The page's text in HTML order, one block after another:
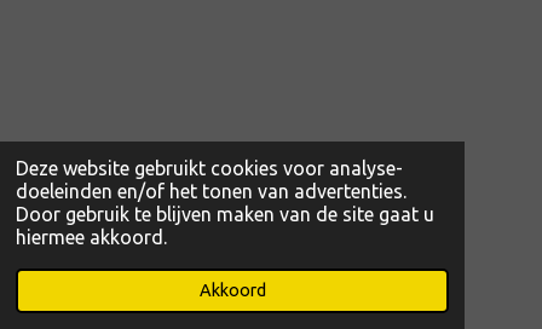
Deze website gebruikt cookies voor analyse-
doeleinden en/of het tonen van advertenties.
Door gebruik te blijven maken van de site gaat u
hiermee akkoord.
Akkoord